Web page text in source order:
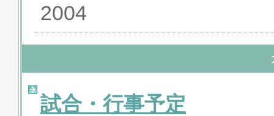
2004
試合・行事予定